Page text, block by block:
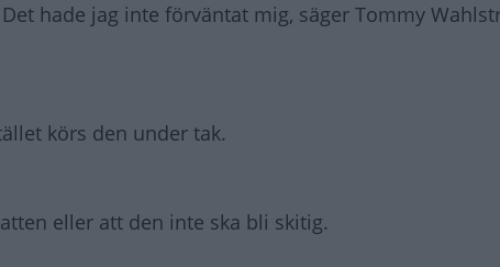
hade jag inte förväntat mig, säger Tommy
körs den under tak.
eller att den inte ska bli skitig.